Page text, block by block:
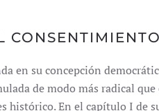
CONSENTIMIENTO
en su concepción
de modo más radical
histórico. En el capítulo I de